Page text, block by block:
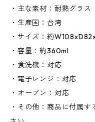
・主な素材：耐熱グラス
・生産国：台湾
・サイズ：約
・容量：約360ml
・食洗機：対応
・電子レンジ：対応
・オーブン：対応
・その他：商品に付属